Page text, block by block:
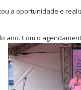
a oportunidade e
ano. Com o